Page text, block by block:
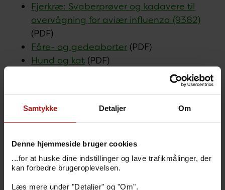
Samtykke Detaljer Om
Denne hjemmeside bruger cookies
...for at huske dine indstillinger og lave trafikmålinger, der
kan forbedre brugeroplevelsen.
Læs mere under "Detaljer" og "Om".
Fjerkræ: Svaberprøver og kadavere til
overvågning for aviær influenza (9382)
(PDF)
Fåre- og gedeaborter (PDF)
Hund og kat (PDF)
(PDF)
med laboratoriet på forhånd, mail til
Pelsdyr (9306)(PDF)
Svin(PDF)
Øvrige dyr(PDF)